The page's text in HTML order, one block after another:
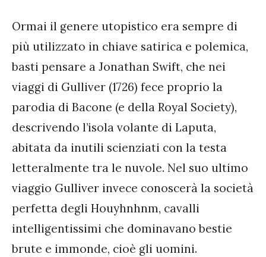
Ormai il genere utopistico era sempre di
più utilizzato in chiave satirica e polemica,
basti pensare a Jonathan Swift, che nei
viaggi di Gulliver (1726) fece proprio la
parodia di Bacone (e della Royal Society),
descrivendo l’isola volante di Laputa,
abitata da inutili scienziati con la testa
letteralmente tra le nuvole. Nel suo ultimo
viaggio Gulliver invece conoscerà la società
perfetta degli Houyhnhnm, cavalli
intelligentissimi che dominavano bestie
brute e immonde, cioè gli uomini.